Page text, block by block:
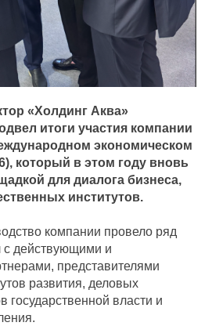
«Холдинг Аква»
итоги участия компании
экономическом
который в этом году вновь
для диалога бизнеса,
институтов.
компании провело ряд
с действующими и
представителями
развития, деловых
государственной власти и